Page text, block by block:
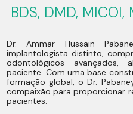
BDS, DMD, MICOI,
Dr. Ammar Hussain
implantologista distinto,
odontológicos avançados,
paciente. Com uma base
formação global, o Dr.
compaixão para proporcionar
pacientes.